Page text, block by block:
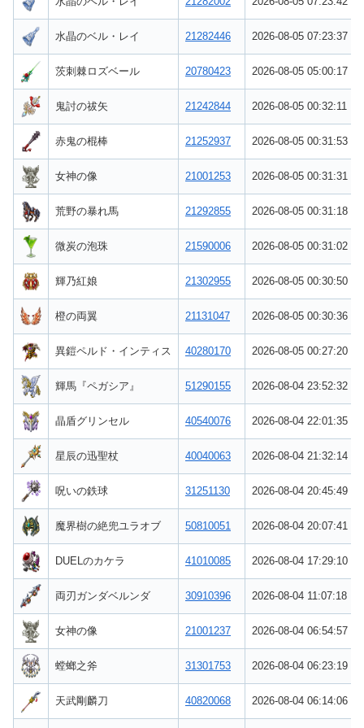
水晶のベル・レイ 21282446 2026-08-05 07:23:37
茨刺棘ロズベール 20780423 2026-08-05 05:00:17
鬼討の祓矢 21242844 2026-08-05 00:32:11
赤鬼の棍棒 21252937 2026-08-05 00:31:53
女神の像 21001253 2026-08-05 00:31:31
荒野の暴れ馬 21292855 2026-08-05 00:31:18
微炭の泡珠 21590006 2026-08-05 00:31:02
輝乃紅娘 21302955 2026-08-05 00:30:50
橙の両翼 21131047 2026-08-05 00:30:36
異鎧ペルド・インティス 40280170 2026-08-05 00:27:20
輝馬『ペガシア』 51290155 2026-08-04 23:52:32
晶盾グリンセル 40540076 2026-08-04 22:01:35
星辰の迅聖杖 40040063 2026-08-04 21:32:14
呪いの鉄球 31251130 2026-08-04 20:45:49
魔界樹の絶兜ユラオブ 50810051 2026-08-04 20:07:41
DUELのカケラ 41010085 2026-08-04 17:29:10
両刃ガンダベルンダ 30910396 2026-08-04 11:07:18
女神の像 21001237 2026-08-04 06:54:57
螳螂之斧 31301753 2026-08-04 06:23:19
天武剛麟刀 40820068 2026-08-04 06:14:06